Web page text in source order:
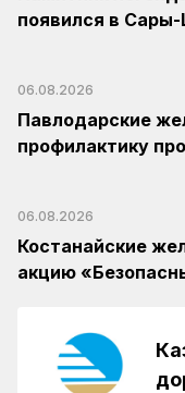
появился в
06.08.2026
Павлодарские
профилактику
06.08.2026
Костанайские
акцию